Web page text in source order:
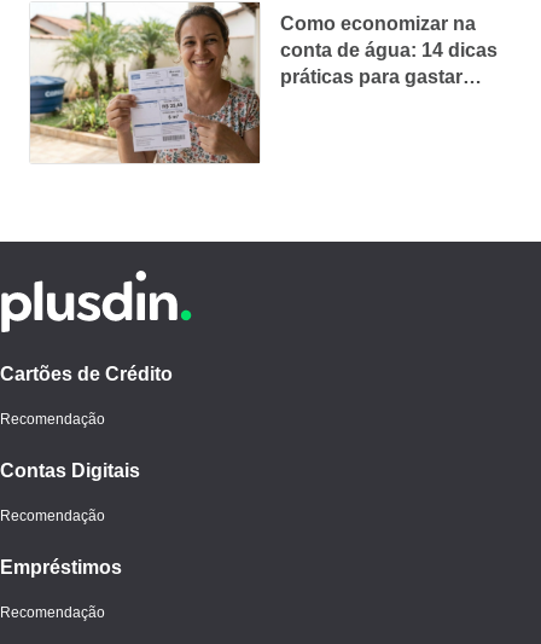
Como economizar na
conta de água: 14 dicas
práticas para gastar
Cartões de Crédito
Recomendação
Contas Digitais
Recomendação
Empréstimos
Recomendação